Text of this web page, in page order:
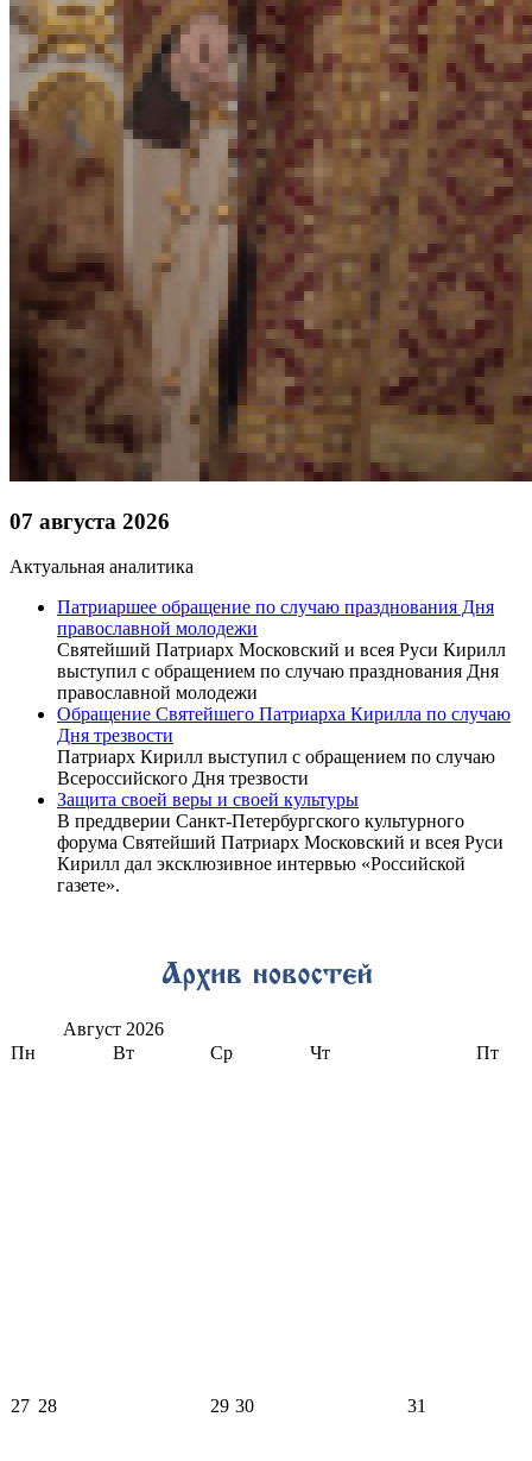
07 августа 2026
Актуальная аналитика
Патриаршее обращение по случаю празднования Дня
православной молодежи
Святейший Патриарх Московский и всея Руси Кирилл
выступил с обращением по случаю празднования Дня
православной молодежи
Обращение Святейшего Патриарха Кирилла по случаю
Дня трезвости
Патриарх Кирилл выступил с обращением по случаю
Всероссийского Дня трезвости
Защита своей веры и своей культуры
В преддверии Санкт-Петербургского культурного
форума Святейший Патриарх Московский и всея Руси
Кирилл дал эксклюзивное интервью «Российской
газете».
Август 2026
Пн
Вт Ср Чт Пт
27 28 29 30 31